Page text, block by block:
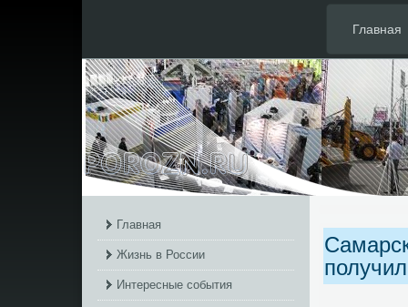
Главная
Главная
Жизнь в России
Интересные события